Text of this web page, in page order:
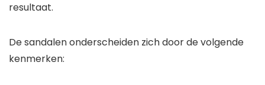
resultaat.
De sandalen onderscheiden zich door de volgende
kenmerken: